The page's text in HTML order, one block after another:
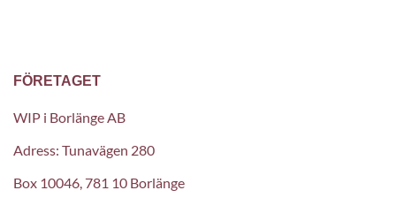
FÖRETAGET
WIP i Borlänge AB
Adress: Tunavägen 280
Box 10046, 781 10 Borlänge